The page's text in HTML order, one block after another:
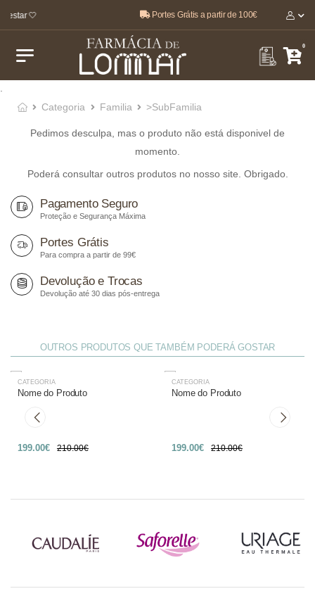
estar 🤍 Portes Grátis a partir de 100€
0
Categoria
Familia >SubFamilia
Pedimos desculpa, mas o produto não está disponivel de
momento.
Poderá consultar outros produtos no nosso site. Obrigado.
Pagamento Seguro
Proteção e Segurança Máxima
Portes Grátis
Para compra a partir de 99€
Devolução e Trocas
Devolução até 30 dias pós-entrega
OUTROS PRODUTOS QUE TAMBÉM PODERÁ GOSTAR
-27%
CATEGORIA
Nome do Produto
199.00€ 210.00€
-27%
CATEGORIA
Nome do Produto
199.00€ 210.00€